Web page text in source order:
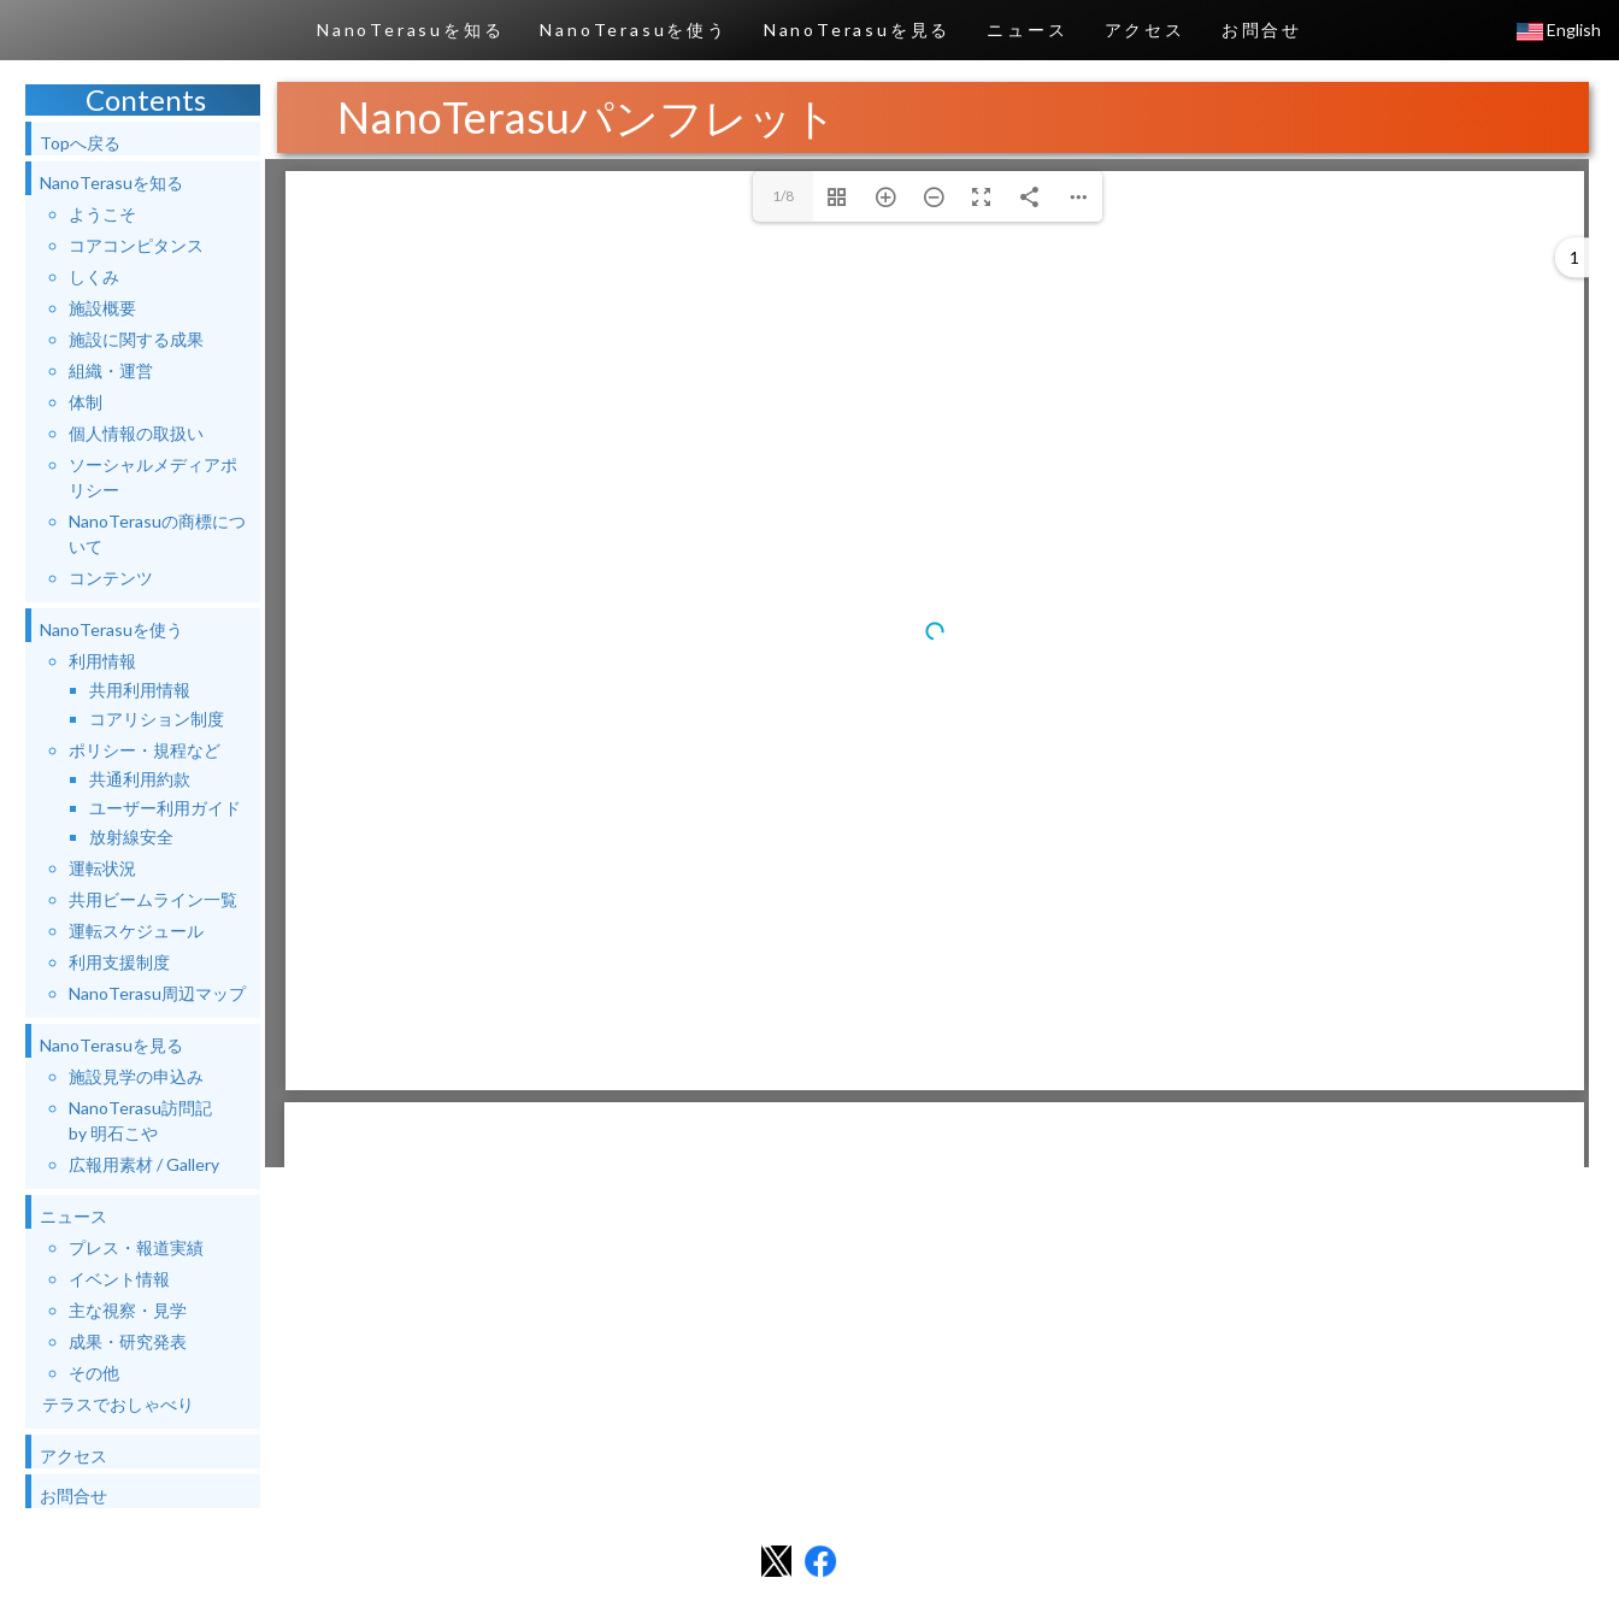
NanoTerasuを知る NanoTerasuを使う NanoTerasuを見る ニュース アクセス お問合せ English
Contents
Topへ戻る
NanoTerasuを知る
ようこそ
コアコンピタンス
しくみ
施設概要
施設に関する成果
組織・運営
体制
個人情報の取扱い
ソーシャルメディアポ
リシー
NanoTerasuの商標につ
いて
コンテンツ
NanoTerasuを使う
利用情報
共用利用情報
コアリション制度
ポリシー・規程など
共通利用約款
ユーザー利用ガイド
放射線安全
運転状況
共用ビームライン一覧
運転スケジュール
利用支援制度
NanoTerasu周辺マップ
NanoTerasuを見る
施設見学の申込み
NanoTerasu訪問記
by 明石こや
広報用素材 / Gallery
ニュース
プレス・報道実績
イベント情報
主な視察・見学
成果・研究発表
その他
テラスでおしゃべり
アクセス
お問合せ
NanoTerasuパンフレット
1/8
1